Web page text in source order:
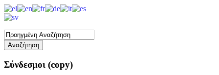
Σύνδεσμοι (copy)